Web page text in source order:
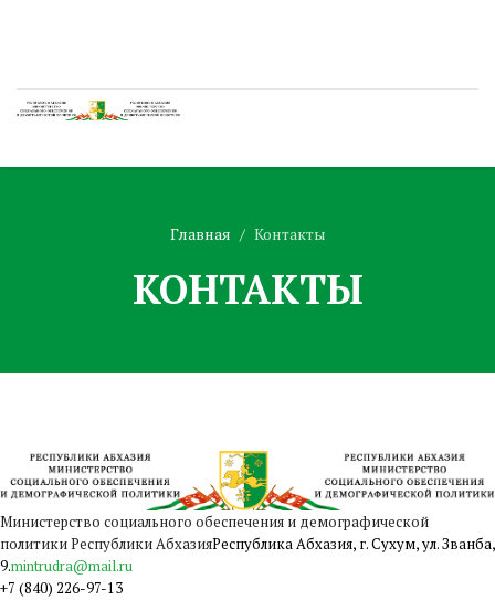
КОНТАКТЫ
Главная Контакты
Министерство социального обеспечения и демографической
политики Республики АбхазияРеспублика Абхазия, г. Сухум, ул. Званба,
9.mintrudra@mail.ru
+7 (840) 226-97-13